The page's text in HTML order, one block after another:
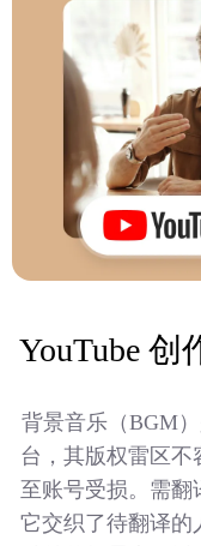
YouTube
背景音乐（BGM
台，其版权雷区不
至账号受损。需翻
它交织了待翻译的